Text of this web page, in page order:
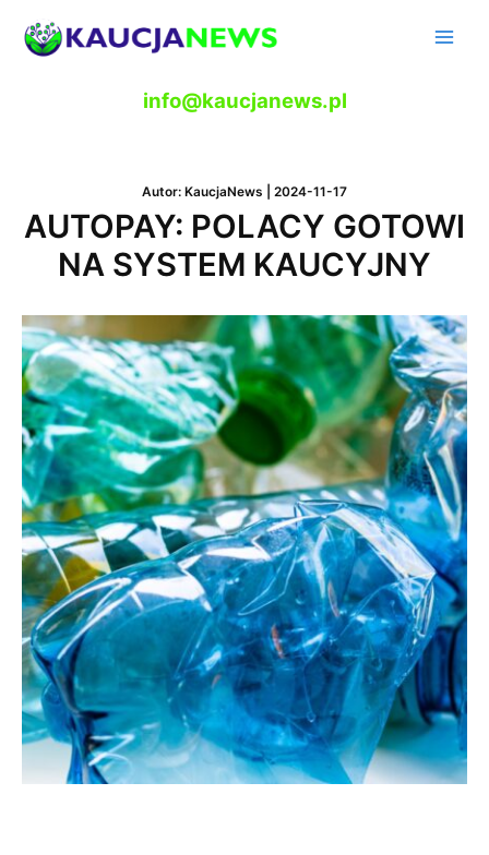
info@kaucjanews.pl
Autor: KaucjaNews 2024-11-17
AUTOPAY: POLACY GOTOWI
NA SYSTEM KAUCYJNY